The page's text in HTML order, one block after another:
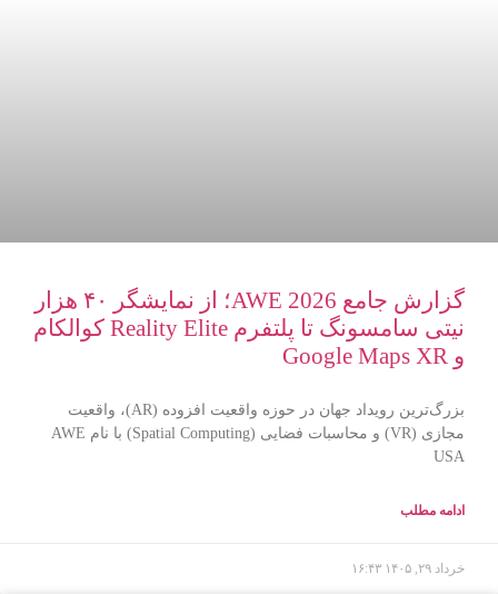
گزارش جامع AWE 2026؛ از نمایشگر ۴۰ هزار
نیتی سامسونگ تا پلتفرم Reality Elite کوالکام
و Google Maps XR
بزرگ‌ترین رویداد جهان در حوزه واقعیت افزوده (AR)، واقعیت
مجازی (VR) و محاسبات فضایی (Spatial Computing) با نام AWE
USA
ادامه مطلب
خرداد ۲۹, ۱۴۰۵ ۱۶:۴۳